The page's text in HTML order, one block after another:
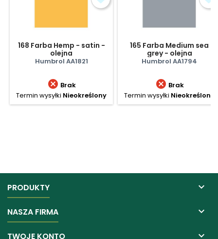
168 Farba Hemp - satin -
olejna
Humbrol AA1821
 Brak
Termin wysyłki Nieokreślony
165 Farba Medium sea
grey - olejna
Humbrol AA1794
 Brak
Termin wysyłki Nieokreślony
PRODUKTY 
NASZA FIRMA 
TWOJE KONTO 